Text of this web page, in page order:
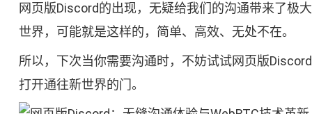
网页版Discord的出现，无疑给我们的沟通带来了极
世界，可能就是这样的，简单、高效、无处不在。
所以，下次当你需要沟通时，不妨试试网页版
打开通往新世界的门。